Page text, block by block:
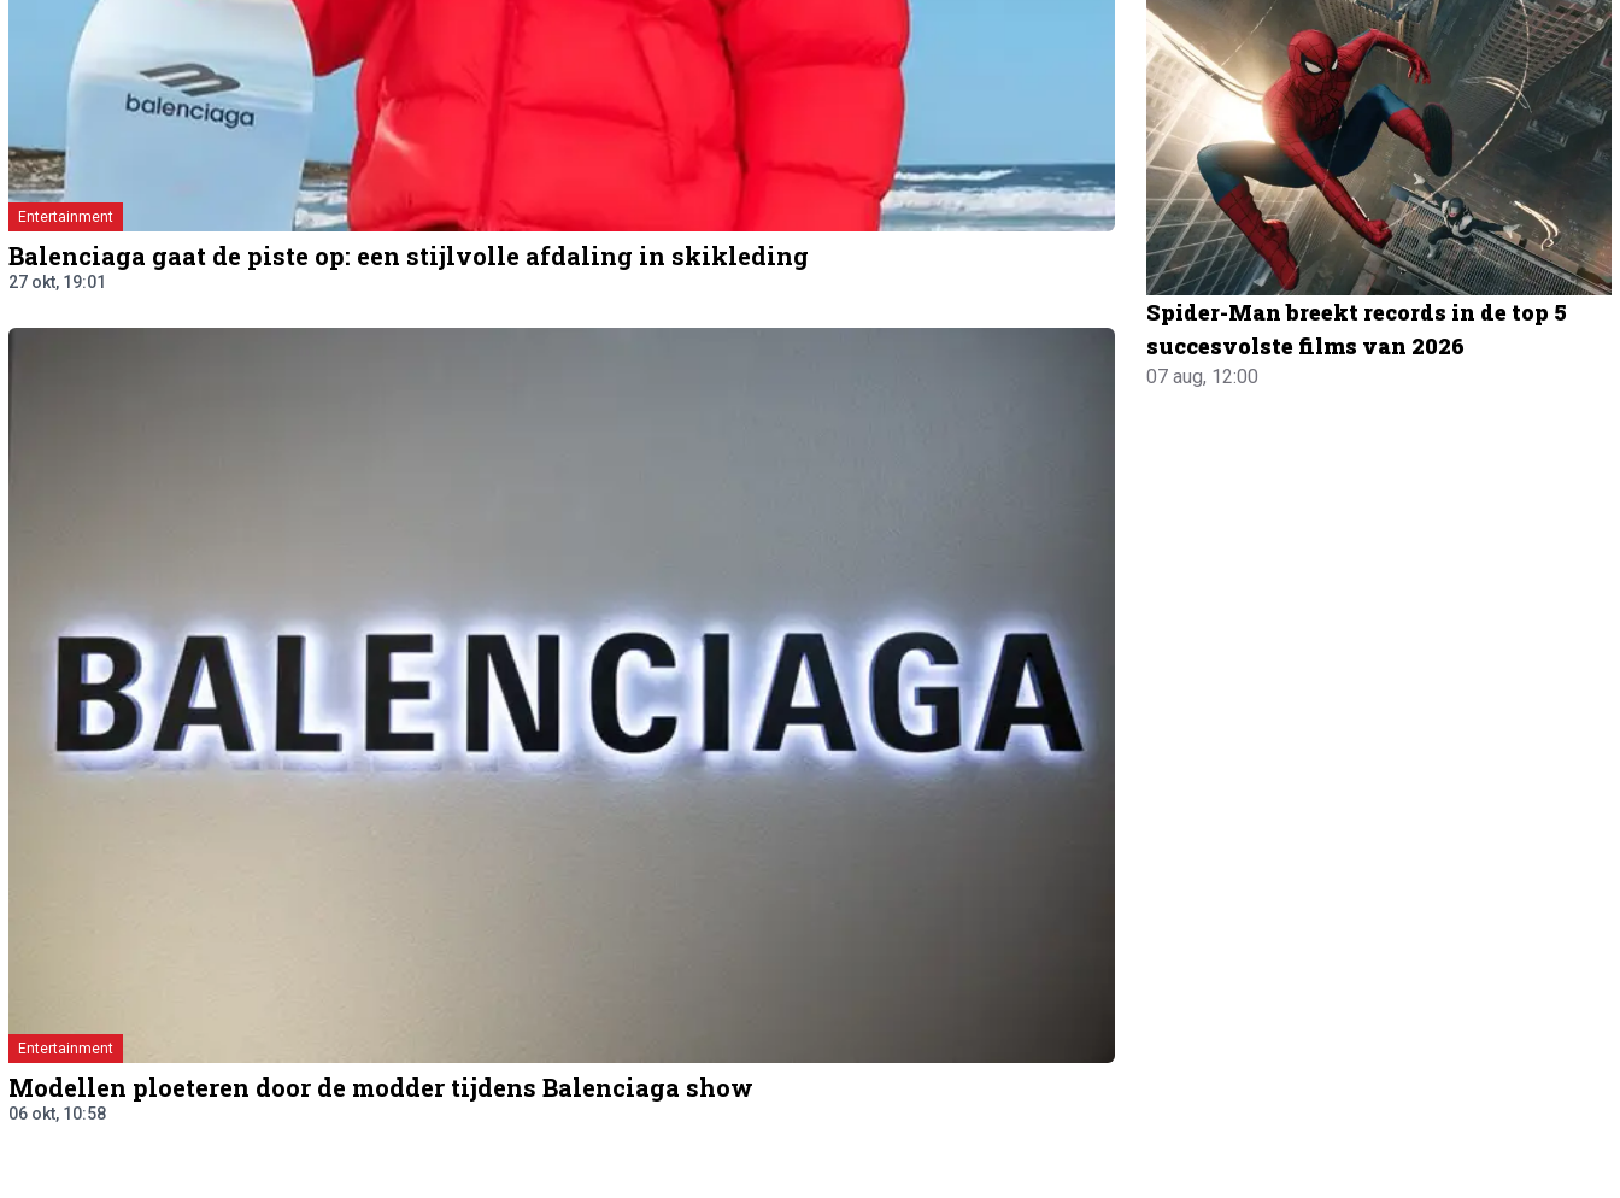
Entertainment
Balenciaga gaat de piste op: een stijlvolle afdaling in skikleding
27 okt, 19:01
Entertainment
Modellen ploeteren door de modder tijdens Balenciaga show
06 okt, 10:58
Spider-Man breekt records in de top 5
succesvolste films van 2026
07 aug, 12:00